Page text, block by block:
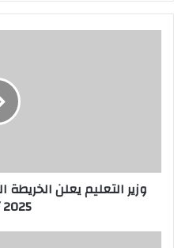
وزير التعليم يعلن
2025 / 2026